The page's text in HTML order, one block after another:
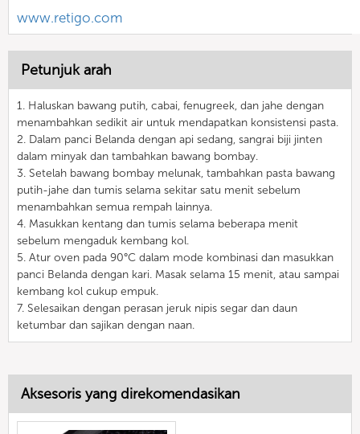
www.retigo.com
Petunjuk arah
1. Haluskan bawang putih, cabai, fenugreek, dan jahe dengan
menambahkan sedikit air untuk mendapatkan konsistensi pasta.
2. Dalam panci Belanda dengan api sedang, sangrai biji jinten
dalam minyak dan tambahkan bawang bombay.
3. Setelah bawang bombay melunak, tambahkan pasta bawang
putih-jahe dan tumis selama sekitar satu menit sebelum
menambahkan semua rempah lainnya.
4. Masukkan kentang dan tumis selama beberapa menit
sebelum mengaduk kembang kol.
5. Atur oven pada 90°C dalam mode kombinasi dan masukkan
panci Belanda dengan kari. Masak selama 15 menit, atau sampai
kembang kol cukup empuk.
7. Selesaikan dengan perasan jeruk nipis segar dan daun
ketumbar dan sajikan dengan naan.
Aksesoris yang direkomendasikan